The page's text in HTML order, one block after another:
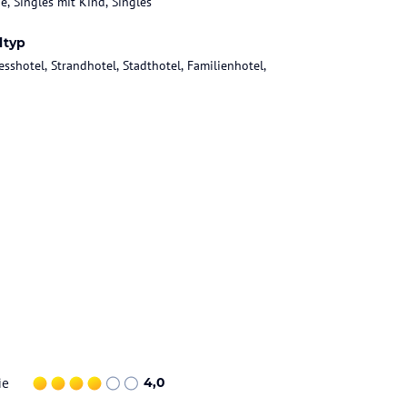
Strandhotel, Stadthotel, Familienhotel,
4,0